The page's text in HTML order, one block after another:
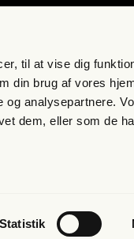
til at vise dig
din brug af vores
og analysepartnere.
dem, eller som de
Statistik
Send et tip
Kon­takt os